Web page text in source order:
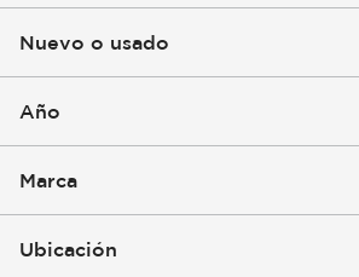
Nuevo o usado
Año
Marca
Ubicación